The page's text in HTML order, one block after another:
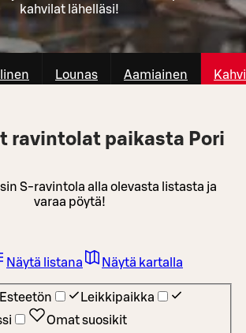
kahvilat lähelläsi!
Lounas Aamiainen
ravintolat paikasta Pori
S-ravintola alla olevasta listasta ja
varaa pöytä!
Esteetön
Leikkipaikka
Omat suosikit
Näytä listana Näytä kartalla